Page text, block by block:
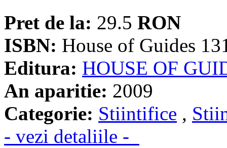
Pret de la: 29.5 RON
ISBN: House of Guides
Editura: HOUSE OF
An aparitie: 2009
Categorie: Stiintifice ,
- vezi detaliile -